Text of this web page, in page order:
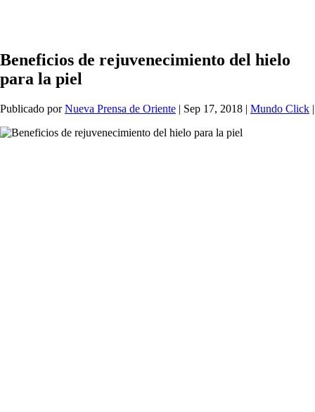
Beneficios de rejuvenecimiento del hielo
para la piel
Publicado porNueva Prensa de Oriente | Sep 17, 2018 | Mundo Click |